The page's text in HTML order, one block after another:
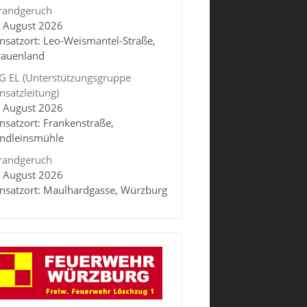
August 2026
Leo-Weismantel-Straße,
EL (Unterstützungsgruppe
August 2026
Frankenstraße,
August 2026
Maulhardgasse, Würzburg